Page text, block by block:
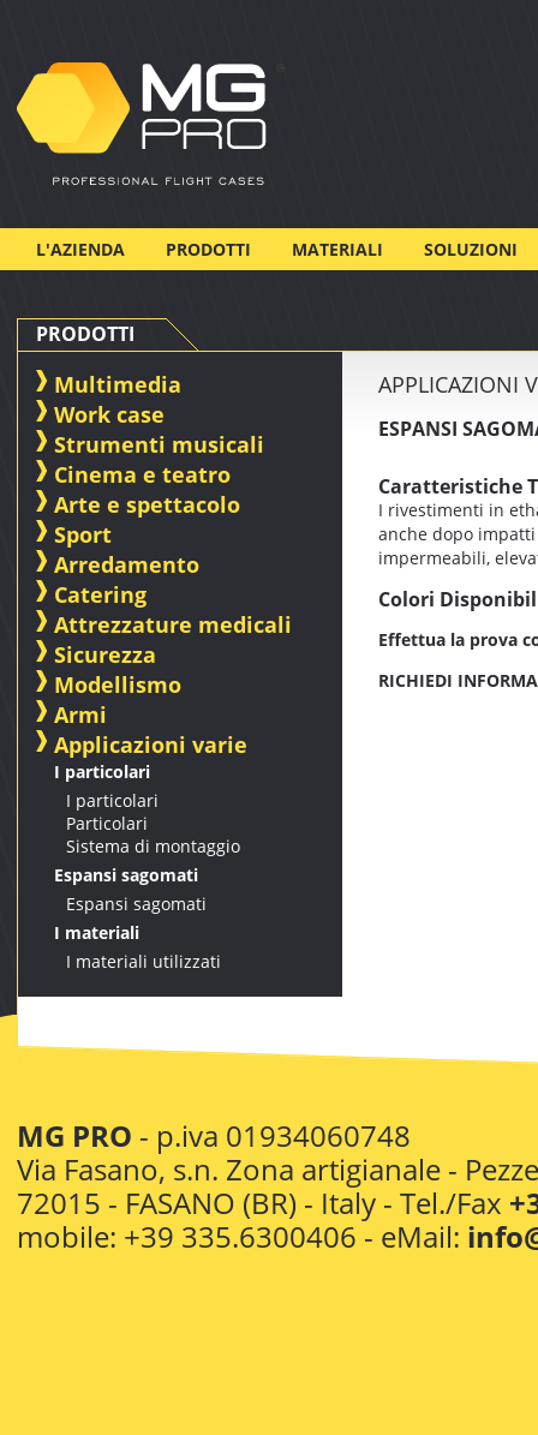
L'AZIENDA PRODOTTI MATERIALI SOLUZIONI
PRODOTTI
Multimedia
Work case
Strumenti musicali
Cinema e teatro
Arte e spettacolo
Sport
Arredamento
Catering
Attrezzature medicali
Sicurezza
Modellismo
Armi
Applicazioni varie
I particolari
I particolari
Particolari
Sistema di montaggio
Espansi sagomati
Espansi sagomati
I materiali
I materiali utilizzati
APPLICAZIONI
ESPANSI
Caratteristiche
I rivestimenti in
anche dopo
impermeabili,
Colori
Effettua la prova
RICHIEDI
MG PRO - p.iva 01934060748
Via Fasano, s.n. Zona artigianale -
72015 - FASANO (BR) - Italy - Tel./Fax
mobile: +39 335.6300406 - eMail: